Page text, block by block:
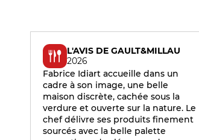
L'AVIS DE GAULT&MILLAU
2026
Fabrice Idiart accueille dans un
cadre à son image, une belle
maison discrète, cachée sous la
verdure et ouverte sur la nature. Le
chef délivre ses produits finement
sourcés avec la belle palette